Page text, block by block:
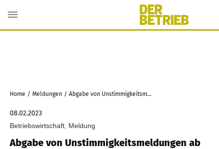
Home / Meldungen / Abgabe von Unstimmigkeitsmeldungen ab 01.04.2023 Pflicht
08.02.2023
Betriebswirtschaft, Meldung
Abgabe von Unstimmigkeitsmeldungen ab